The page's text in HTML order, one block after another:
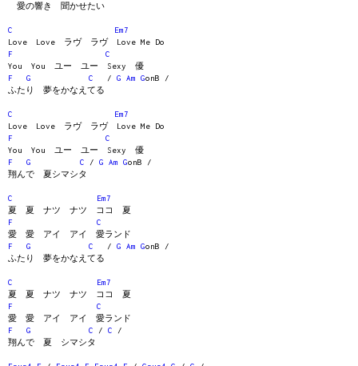
愛の響き 聞かせたい
C
Em7
Love Love ラヴ ラヴ Love Me Do
F
C
You You ユー ユー Sexy 優
F
G C / G Am GonB /
ふたり 夢をかなえてる
C
Em7
Love Love ラヴ ラヴ Love Me Do
F
C
You You ユー ユー Sexy 優
F
G C / G Am GonB /
翔んで 夏シマシタ
C
Em7
夏 夏 ナツ ナツ ココ 夏
F
C
愛 愛 アイ アイ 愛ランド
F
G C / G Am GonB /
ふたり 夢をかなえてる
C
Em7
夏 夏 ナツ ナツ ココ 夏
F
C
愛 愛 アイ アイ 愛ランド
F
G C / C /
翔んで 夏 シマシタ